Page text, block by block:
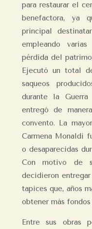
para restaurar el
benefactora, ya
principal
empleando
pérdida del
Ejecutó un total
saqueos
durante la
entregó de
convento. La
Carmena Monaldi
o desaparecidas
Con motivo de
decidieron
tapices que, años
obtener más
Entre sus obras